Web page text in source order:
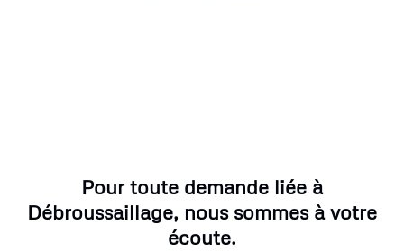
Pour toute demande liée à
Débroussaillage, nous sommes à votre
écoute.